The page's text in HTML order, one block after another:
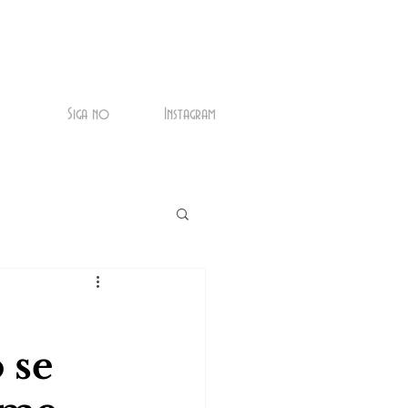
Siga no Instagram